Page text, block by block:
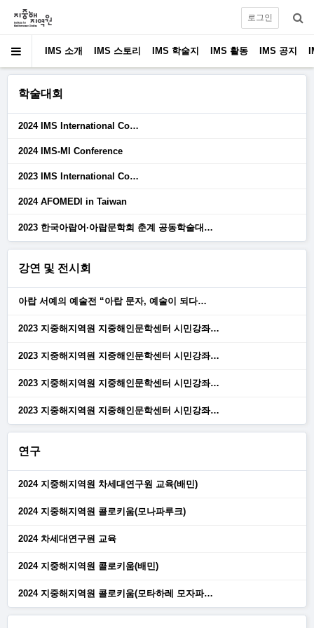
IMS 소개 IMS 스토리 IMS 학술지 IMS 활동 IMS 공지
로그인
학술대회
2024 IMS International Co…
2024 IMS-MI Conference
2023 IMS International Co…
2024 AFOMEDI in Taiwan
2023 한국아랍어·아랍문학회 춘계 공동학술대…
강연 및 전시회
아랍 서예의 예술전 “아랍 문자, 예술이 되다…
2023 지중해지역원 지중해인문학센터 시민강좌…
2023 지중해지역원 지중해인문학센터 시민강좌…
2023 지중해지역원 지중해인문학센터 시민강좌…
2023 지중해지역원 지중해인문학센터 시민강좌…
연구
2024 지중해지역원 차세대연구원 교육(배민)
2024 지중해지역원 콜로키움(모나파루크)
2024 차세대연구원 교육
2024 지중해지역원 콜로키움(배민)
2024 지중해지역원 콜로키움(모타하레 모자파…